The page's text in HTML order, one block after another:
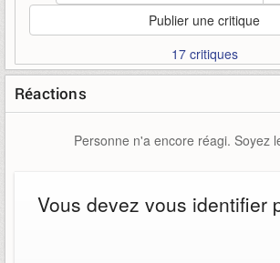
Publier une critique
17 critiques
Réactions
Personne n'a encore réagi. Soyez
Vous devez vous identifier